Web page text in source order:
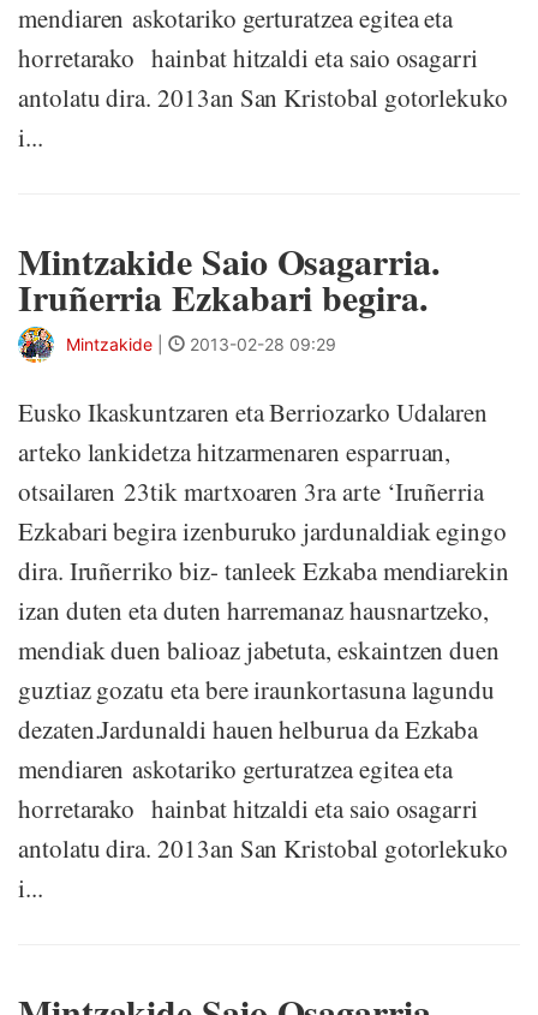
mendiaren askotariko gerturatzea egitea eta
horretarako hainbat hitzaldi eta saio osagarri
antolatu dira. 2013an San Kristobal gotorlekuko
i...
Mintzakide Saio Osagarria.
Iruñerria Ezkabari begira.
Mintzakide 2013-02-28 09:29
Eusko Ikaskuntzaren eta Berriozarko Udalaren
arteko lankidetza hitzarmenaren esparruan,
otsailaren 23tik martxoaren 3ra arte ‘Iruñerria
Ezkabari begira izenburuko jardunaldiak egingo
dira. Iruñerriko biz- tanleek Ezkaba mendiarekin
izan duten eta duten harremanaz hausnartzeko,
mendiak duen balioaz jabetuta, eskaintzen duen
guztiaz gozatu eta bere iraunkortasuna lagundu
dezaten.Jardunaldi hauen helburua da Ezkaba
mendiaren askotariko gerturatzea egitea eta
horretarako hainbat hitzaldi eta saio osagarri
antolatu dira. 2013an San Kristobal gotorlekuko
i...